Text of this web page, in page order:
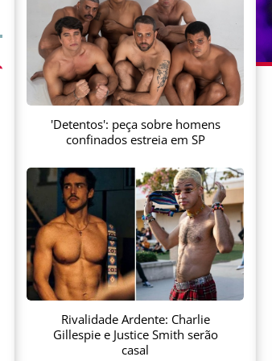
'Detentos': peça sobre homens
confinados estreia em SP
Rivalidade Ardente: Charlie
Gillespie e Justice Smith serão
casal